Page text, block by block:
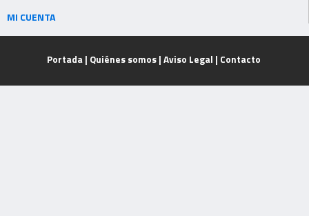
MI CUENTA
Portada | Quiénes somos| Aviso Legal | Contacto